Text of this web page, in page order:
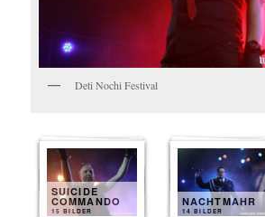
Deti Nochi Festival
SUICIDE
COMMANDO
15 BILDER
NACHTMAHR
14 BILDER